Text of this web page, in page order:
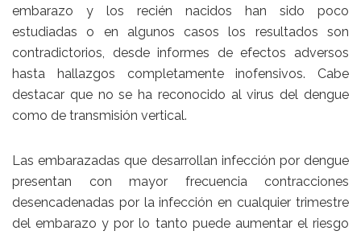
embarazo y los recién nacidos han sido poco
estudiadas o en algunos casos los resultados son
contradictorios, desde informes de efectos adversos
hasta hallazgos completamente inofensivos. Cabe
destacar que no se ha reconocido al virus del dengue
como de transmisión vertical.
Las embarazadas que desarrollan infección por dengue
presentan con mayor frecuencia contracciones
desencadenadas por la infección en cualquier trimestre
del embarazo y por lo tanto puede aumentar el riesgo